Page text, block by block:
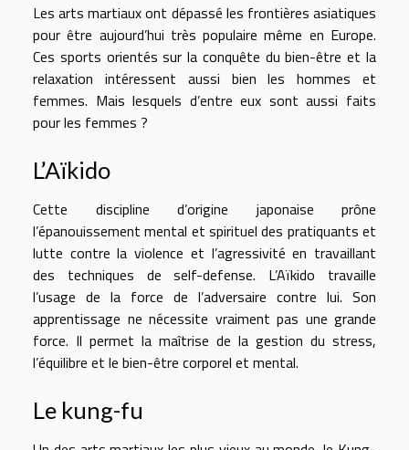
Les arts martiaux ont dépassé les frontières asiatiques
pour être aujourd’hui très populaire même en Europe.
Ces sports orientés sur la conquête du bien-être et la
relaxation intéressent aussi bien les hommes et
femmes. Mais lesquels d’entre eux sont aussi faits
pour les femmes ?
L’Aïkido
Cette discipline d’origine japonaise prône
l’épanouissement mental et spirituel des pratiquants et
lutte contre la violence et l’agressivité en travaillant
des techniques de self-defense. L’Aïkido travaille
l’usage de la force de l’adversaire contre lui. Son
apprentissage ne nécessite vraiment pas une grande
force. Il permet la maîtrise de la gestion du stress,
l’équilibre et le bien-être corporel et mental.
Le kung-fu